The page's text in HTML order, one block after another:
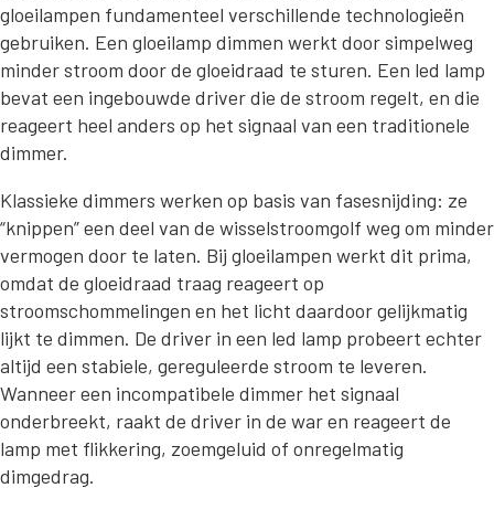
gloeilampen fundamenteel verschillende technologieën
gebruiken. Een gloeilamp dimmen werkt door simpelweg
minder stroom door de gloeidraad te sturen. Een led lamp
bevat een ingebouwde driver die de stroom regelt, en die
reageert heel anders op het signaal van een traditionele
dimmer.
Klassieke dimmers werken op basis van fasesnijding: ze
“knippen” een deel van de wisselstroomgolf weg om minder
vermogen door te laten. Bij gloeilampen werkt dit prima,
omdat de gloeidraad traag reageert op
stroomschommelingen en het licht daardoor gelijkmatig
lijkt te dimmen. De driver in een led lamp probeert echter
altijd een stabiele, gereguleerde stroom te leveren.
Wanneer een incompatibele dimmer het signaal
onderbreekt, raakt de driver in de war en reageert de
lamp met flikkering, zoemgeluid of onregelmatig
dimgedrag.